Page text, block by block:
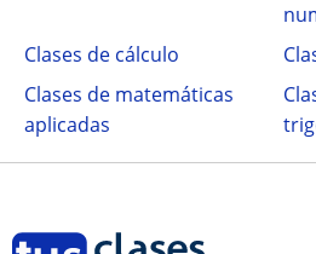
Clases de cálculo
Clases de matemáticas
aplicadas